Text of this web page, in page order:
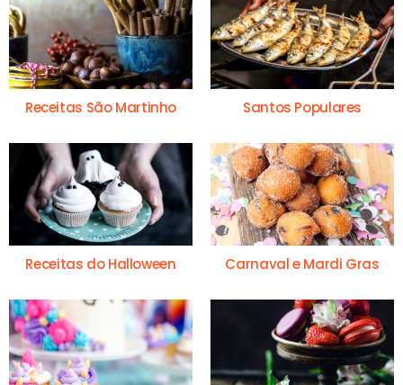
Receitas São Martinho Santos Populares
Receitas do Halloween Carnaval e Mardi Gras